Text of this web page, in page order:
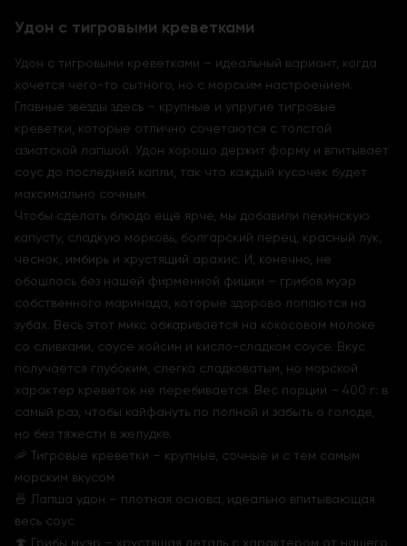
Удон с тигровыми креветками
Удон с тигровыми креветками – идеальный вариант, когда
хочется чего-то сытного, но с морским настроением.
Главные звёзды здесь – крупные и упругие тигровые
креветки, которые отлично сочетаются с толстой
азиатской лапшой. Удон хорошо держит форму и впитывает
соус до последней капли, так что каждый кусочек будет
максимально сочным.
Чтобы сделать блюдо ещё ярче, мы добавили пекинскую
капусту, сладкую морковь, болгарский перец, красный лук,
чеснок, имбирь и хрустящий арахис. И, конечно, не
обошлось без нашей фирменной фишки – грибов муэр
собственного маринада, которые здорово лопаются на
зубах. Весь этот микс обжаривается на кокосовом молоке
со сливками, соусе хойсин и кисло-сладком соусе. Вкус
получается глубоким, слегка сладковатым, но морской
характер креветок не перебивается. Вес порции – 400 г: в
самый раз, чтобы кайфануть по полной и забыть о голоде,
но без тяжести в желудке.
🦐 Тигровые креветки – крупные, сочные и с тем самым
морским вкусом
🍜 Лапша удон – плотная основа, идеально впитывающая
весь соус
🍄 Грибы муэр – хрустящая деталь с характером от нашего